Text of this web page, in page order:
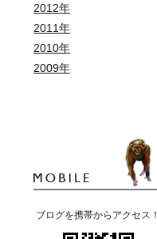
2012年
2011年
2010年
2009年
ブログを携帯からアクセス！